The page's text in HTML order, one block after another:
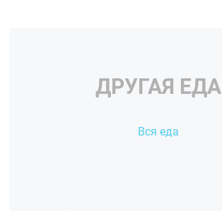
ДРУГАЯ ЕДА
Вся еда